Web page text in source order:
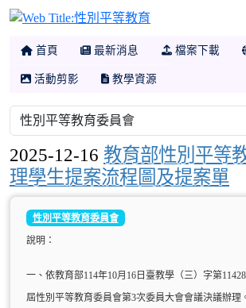
首頁 最新消息 檔案下載
活動剪影 教學資源
2025-12-16 教育部性別平等
理學生提案流程圖及提案單
性別平等教育委員會
說明：
一、依教育部114年10月16日臺教學（三）字第
屆性別平等教育委員會第3次委員大會會議決議辦理